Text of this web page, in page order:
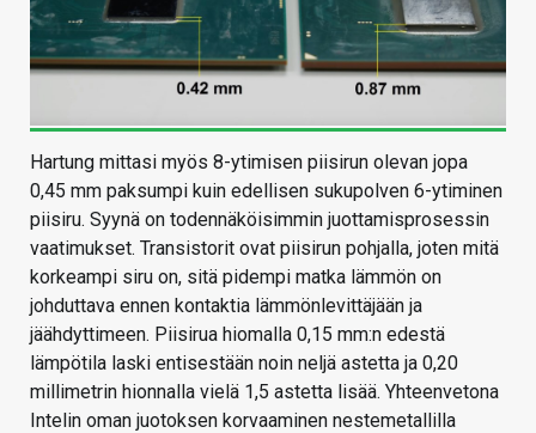
Hartung mittasi myös 8-ytimisen piisirun olevan jopa
0,45 mm paksumpi kuin edellisen sukupolven 6-ytiminen
piisiru. Syynä on todennäköisimmin juottamisprosessin
vaatimukset. Transistorit ovat piisirun pohjalla, joten mitä
korkeampi siru on, sitä pidempi matka lämmön on
johduttava ennen kontaktia lämmönlevittäjään ja
jäähdyttimeen. Piisirua hiomalla 0,15 mm:n edestä
lämpötila laski entisestään noin neljä astetta ja 0,20
millimetrin hionnalla vielä 1,5 astetta lisää. Yhteenvetona
Intelin oman juotoksen korvaaminen nestemetallilla